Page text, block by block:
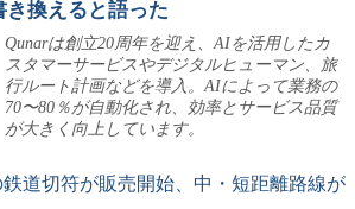
き換えると語った
Qunarは創立20周年を迎え、AIを活用したカ
スタマーサービスやデジタルヒューマン、旅
行ルート計画などを導入。AIによって業務の
70〜80％が自動化され、効率とサービス品質
が大きく向上しています。
道切符が販売開始、中・短距離路線が